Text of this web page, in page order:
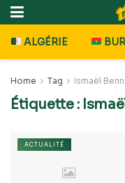
ALGÉRIE
Home Tag Ismaël
Étiquette :
ACTUALITÉ